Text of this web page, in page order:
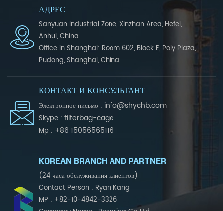
АДРЕС
Sanyuan Industrial Zone, Xinzhan Area, Hefei,
Anhui, China
Office in Shanghai: Room 602, Block E, Poly Plaza,
Pudong, Shanghai, China
КОНТАКТ И КОНСУЛЬТАНТ
Электронное письмо : info@shychb.com
Skype : filterbag-cage
Mp : +86 15056565116
KOREAN BRANCH AND PARTNER
(24 часа обслуживания клиентов)
Contact Person : Ryan Kang
MP : +82-10-4842-3326